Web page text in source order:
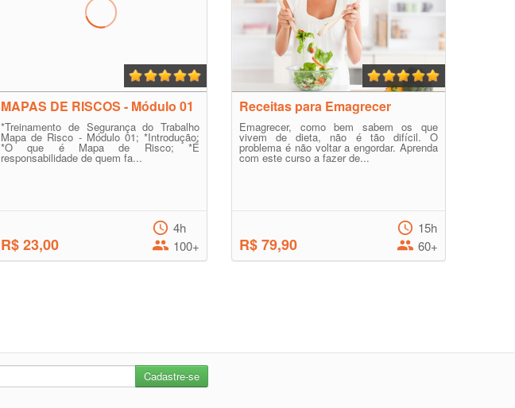
MAPAS DE RISCOS - Módulo 01
*Treinamento de Segurança do Trabalho
Mapa de Risco - Módulo 01; *Introdução;
*O que é Mapa de Risco; *É
responsabilidade de quem fa...
R$ 23,00
4h
100+
Receitas para Emagrecer
Emagrecer, como bem sabem os que
vivem de dieta, não é tão difícil. O
problema é não voltar a engordar. Aprenda
com este curso a fazer de...
R$ 79,90
15h
60+